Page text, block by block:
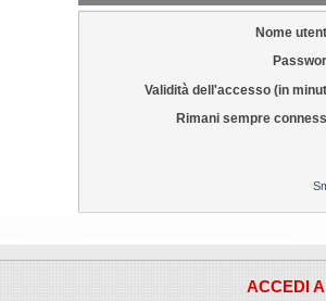
Nome
Validità dell'accesso (in
Rimani sempre
ACCEDI